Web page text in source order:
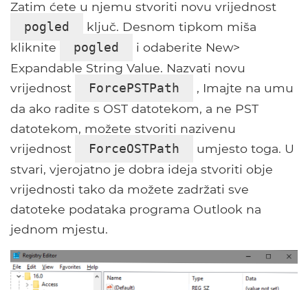
Zatim ćete u njemu stvoriti novu vrijednost
pogled
ključ. Desnom tipkom miša
kliknite
pogled
i odaberite New>
Expandable String Value. Nazvati novu
vrijednost
ForcePSTPath
, Imajte na umu
da ako radite s OST datotekom, a ne PST
datotekom, možete stvoriti nazivenu
vrijednost
ForceOSTPath
umjesto toga. U
stvari, vjerojatno je dobra ideja stvoriti obje
vrijednosti tako da možete zadržati sve
datoteke podataka programa Outlook na
jednom mjestu.